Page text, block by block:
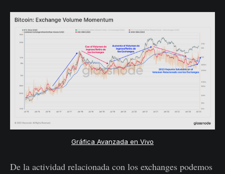
Gráfica Avanzada en Vivo
De la actividad relacionada con los exchanges podemos